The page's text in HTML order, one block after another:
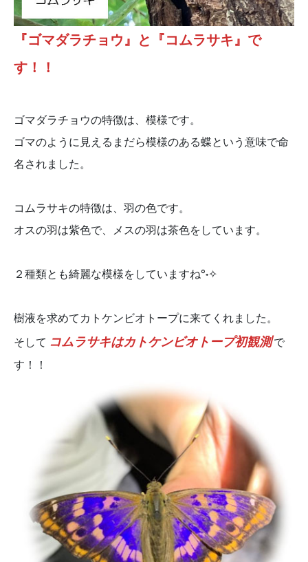
『ゴマダラチョウ』と『コムラサキ』で
す！！
ゴマダラチョウの特徴は、模様です。
ゴマのように見えるまだら模様のある蝶という意味で命
名されました。
コムラサキの特徴は、羽の色です。
オスの羽は紫色で、メスの羽は茶色をしています。
２種類とも綺麗な模様をしていますね°˖✧
樹液を求めてカトケンビオトープに来てくれました。
そして コムラサキはカトケンビオトープ初観測で
す！！